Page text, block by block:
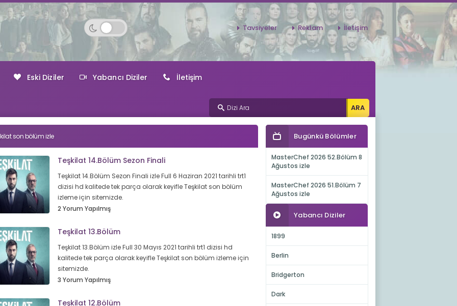
Tavsiyeler Reklam İletişim
Eski Diziler Yabancı Diziler İletişim
son bölüm izle
Teşkilat 14.Bölüm Sezon Finali
Teşkilat 14.Bölüm Sezon Finali izle Full 6 Haziran 2021 tarihli trt1
dizisi hd kalitede tek parça olarak keyifle Teşkilat son bölüm
izleme için sitemizde.
2 Yorum Yapılmış
Teşkilat 13.Bölüm
Teşkilat 13.Bölüm izle Full 30 Mayıs 2021 tarihli trt1 dizisi hd
kalitede tek parça olarak keyifle Teşkilat son bölüm izleme için
sitemizde.
3 Yorum Yapılmış
Teşkilat 12.Bölüm
Bugünkü Bölümler
MasterChef 2026 52.Bölüm 8
Ağustos izle
MasterChef 2026 51.Bölüm 7
Ağustos izle
Yabancı Diziler
1899
Berlin
Bridgerton
Dark